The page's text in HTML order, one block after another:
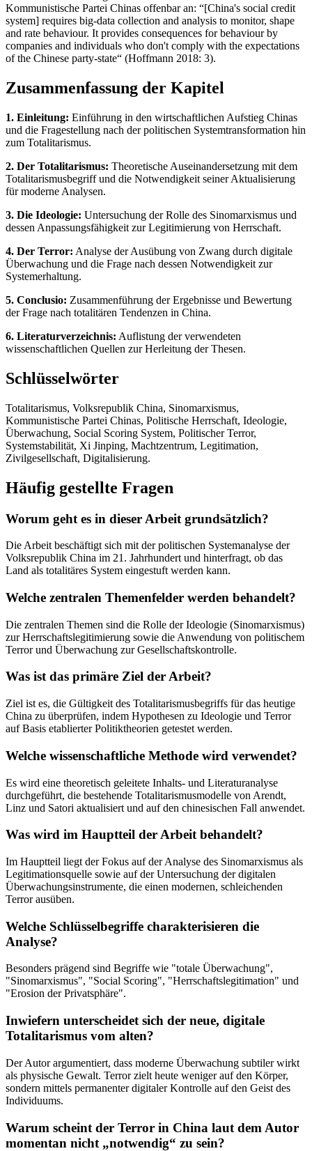
Kommunistische Partei Chinas offenbar an: “[China's social credit
system] requires big-data collection and analysis to monitor, shape
and rate behaviour. It provides consequences for behaviour by
companies and individuals who don't comply with the expectations
of the Chinese party-state“ (Hoffmann 2018: 3).
Zusammenfassung der Kapitel
1. Einleitung: Einführung in den wirtschaftlichen Aufstieg Chinas
und die Fragestellung nach der politischen Systemtransformation hin
zum Totalitarismus.
2. Der Totalitarismus: Theoretische Auseinandersetzung mit dem
Totalitarismusbegriff und die Notwendigkeit seiner Aktualisierung
für moderne Analysen.
3. Die Ideologie: Untersuchung der Rolle des Sinomarxismus und
dessen Anpassungsfähigkeit zur Legitimierung von Herrschaft.
4. Der Terror: Analyse der Ausübung von Zwang durch digitale
Überwachung und die Frage nach dessen Notwendigkeit zur
Systemerhaltung.
5. Conclusio: Zusammenführung der Ergebnisse und Bewertung
der Frage nach totalitären Tendenzen in China.
6. Literaturverzeichnis: Auflistung der verwendeten
wissenschaftlichen Quellen zur Herleitung der Thesen.
Schlüsselwörter
Totalitarismus, Volksrepublik China, Sinomarxismus,
Kommunistische Partei Chinas, Politische Herrschaft, Ideologie,
Überwachung, Social Scoring System, Politischer Terror,
Systemstabilität, Xi Jinping, Machtzentrum, Legitimation,
Zivilgesellschaft, Digitalisierung.
Häufig gestellte Fragen
Worum geht es in dieser Arbeit grundsätzlich?
Die Arbeit beschäftigt sich mit der politischen Systemanalyse der
Volksrepublik China im 21. Jahrhundert und hinterfragt, ob das
Land als totalitäres System eingestuft werden kann.
Welche zentralen Themenfelder werden behandelt?
Die zentralen Themen sind die Rolle der Ideologie (Sinomarxismus)
zur Herrschaftslegitimierung sowie die Anwendung von politischem
Terror und Überwachung zur Gesellschaftskontrolle.
Was ist das primäre Ziel der Arbeit?
Ziel ist es, die Gültigkeit des Totalitarismusbegriffs für das heutige
China zu überprüfen, indem Hypothesen zu Ideologie und Terror
auf Basis etablierter Politiktheorien getestet werden.
Welche wissenschaftliche Methode wird verwendet?
Es wird eine theoretisch geleitete Inhalts- und Literaturanalyse
durchgeführt, die bestehende Totalitarismusmodelle von Arendt,
Linz und Satori aktualisiert und auf den chinesischen Fall anwendet.
Was wird im Hauptteil der Arbeit behandelt?
Im Hauptteil liegt der Fokus auf der Analyse des Sinomarxismus als
Legitimationsquelle sowie auf der Untersuchung der digitalen
Überwachungsinstrumente, die einen modernen, schleichenden
Terror ausüben.
Welche Schlüsselbegriffe charakterisieren die
Analyse?
Besonders prägend sind Begriffe wie "totale Überwachung",
"Sinomarxismus", "Social Scoring", "Herrschaftslegitimation" und
"Erosion der Privatsphäre".
Inwiefern unterscheidet sich der neue, digitale
Totalitarismus vom alten?
Der Autor argumentiert, dass moderne Überwachung subtiler wirkt
als physische Gewalt. Terror zielt heute weniger auf den Körper,
sondern mittels permanenter digitaler Kontrolle auf den Geist des
Individuums.
Warum scheint der Terror in China laut dem Autor
momentan nicht „notwendig“ zu sein?